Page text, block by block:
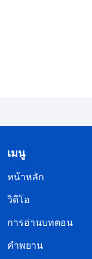
เมนู
หน้าหลัก
วิดีโอ
การอ่านบทตอน
คำพยาน